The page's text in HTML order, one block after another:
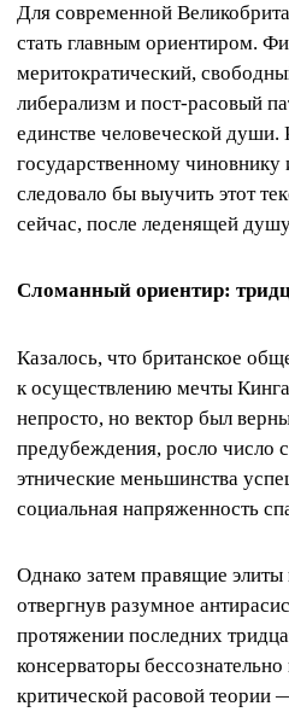
Для современной
стать главным ориентиром.
меритократический,
либерализм и пост-расовый
единстве человеческой
государственному
следовало бы выучить этот
сейчас, после леденящей
Сломанный ориентир:
Казалось, что британское
к осуществлению мечты
непросто, но вектор был
предубеждения, росло число
этнические меньшинства
социальная напряженность
Однако затем правящие
отвергнув разумное
протяжении последних
консерваторы
критической расовой теории